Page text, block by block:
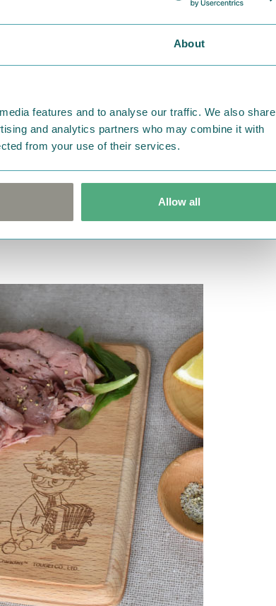
About
features and to analyse our traffic. We also share
and analytics partners who may combine it with
from your use of their services.
Allow all
ムーミン・リトルミイ・スナフキン